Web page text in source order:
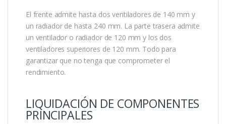
El frente admite hasta dos ventiladores de 140 mm y
un radiador de hasta 240 mm. La parte trasera admite
un ventilador o radiador de 120 mm y los dos
ventiladores superiores de 120 mm. Todo para
garantizar que no tenga que comprometer el
rendimiento.
LIQUIDACIÓN DE COMPONENTES
PRINCIPALES